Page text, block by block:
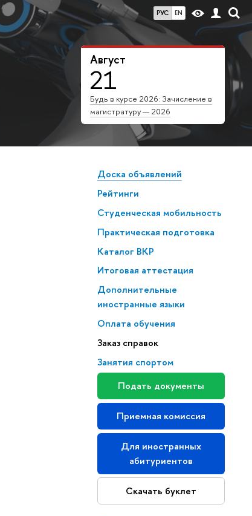
РУС EN
Август
21
Будь в курсе 2026: Зачисление в
магистратуру — 2026
Доска объявлений
Рейтинги
Студенческая мобильность
Практическая подготовка
Каталог ВКР
Итоговая аттестация
Дополнительные
иностранные языки
Оплата обучения
Заказ справок
Занятия спортом
Подать документы
Приемная комиссия
Для иностранных
абитуриентов
Скачать буклет